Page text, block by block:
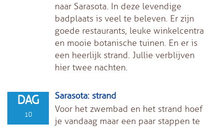
naar Sarasota. In deze levendige
badplaats is veel te beleven. Er zijn
goede restaurants, leuke winkelcentra
en mooie botanische tuinen. En er is
een heerlijk strand. Jullie verblijven
hier twee nachten.
DAG
10
Sarasota: strand
Voor het zwembad en het strand hoef
je vandaag maar een paar stappen te